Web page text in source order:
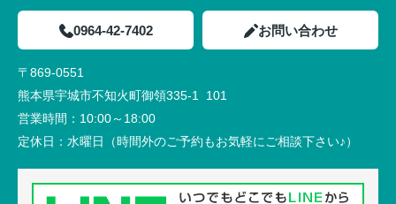
0964-42-7402 お問い合わせ
〒869-0551
熊本県宇城市不知火町御領335-1 101
営業時間： 10:00～18:00
定休日： 水曜日（時間外のご予約もお気軽にご相談下さい♪）